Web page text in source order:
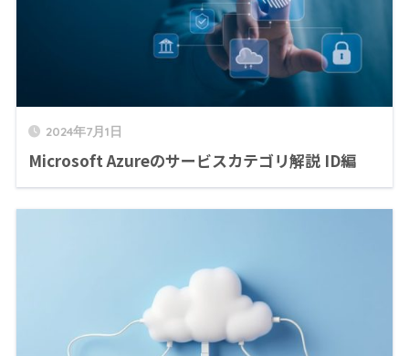
2024年7月1日
Microsoft Azureのサービスカテゴリ解説 ID編